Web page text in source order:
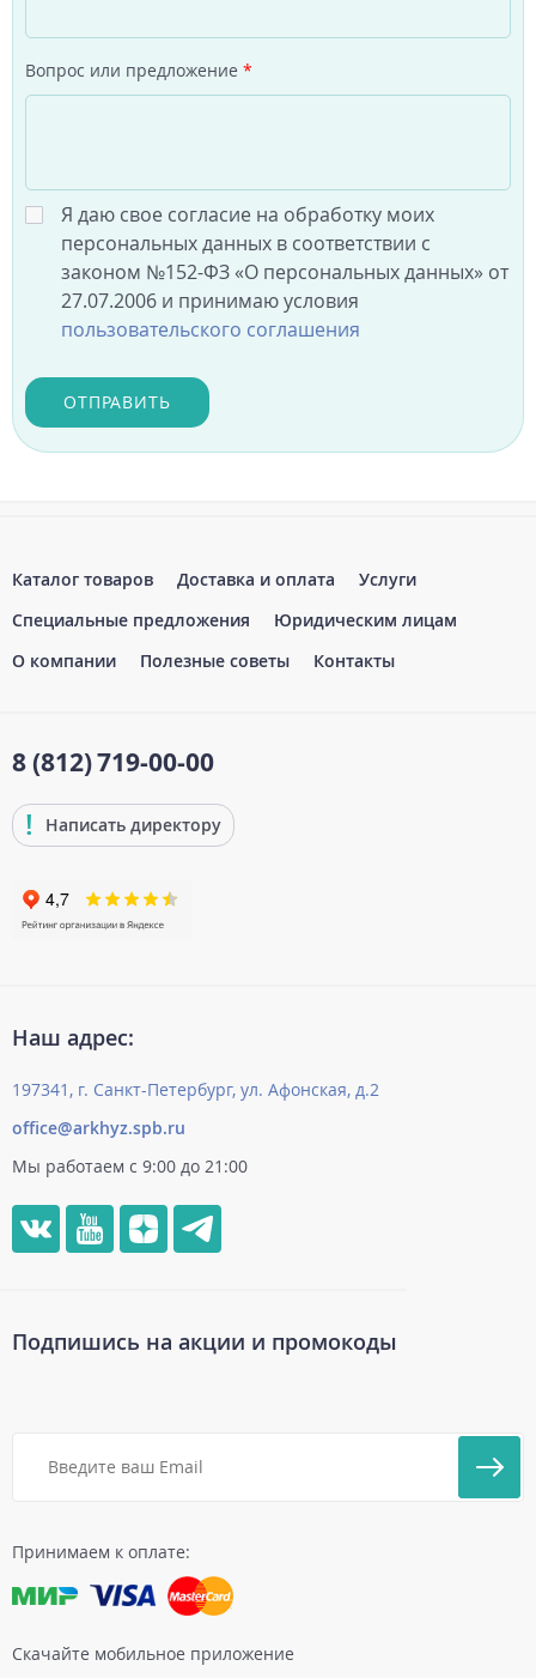
Вопрос или предложение *
Я даю свое согласие на обработку моих
персональных данных в соответствии с
законом №152-ФЗ «О персональных данных» от
27.07.2006 и принимаю условия
пользовательского соглашения
ОТПРАВИТЬ
Каталог товаров Доставка и оплата
Услуги
Специальные предложения
Юридическим лицам
О компании
Полезные советы Контакты
8 (812)719-00-00
Написать директору
Наш адрес:
197341, г. Санкт-Петербург, ул. Афонская, д.2
office@arkhyz.spb.ru
Мы работаем с 9:00 до 21:00
Принимаем к оплате:
Скачайте мобильное приложение
Подпишись на акции и промокоды